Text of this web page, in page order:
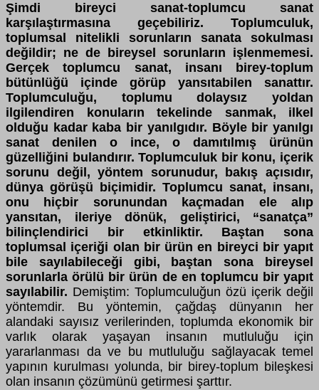
Şimdi bireyci sanat-toplumcu sanat
karşılaştırmasına geçebiliriz. Toplumculuk,
toplumsal nitelikli sorunların sanata sokulması
değildir; ne de bireysel sorunların işlenmemesi.
Gerçek toplumcu sanat, insanı birey-toplum
bütünlüğü içinde görüp yansıtabilen sanattır.
Toplumculuğu, toplumu dolaysız yoldan
ilgilendiren konuların tekelinde sanmak, ilkel
olduğu kadar kaba bir yanılgıdır. Böyle bir yanılgı
sanat denilen o ince, o damıtılmış ürünün
güzelliğini bulandırır. Toplumculuk bir konu, içerik
sorunu değil, yöntem sorunudur, bakış açısıdır,
dünya görüşü biçimidir. Toplumcu sanat, insanı,
onu hiçbir sorunundan kaçmadan ele alıp
yansıtan, ileriye dönük, geliştirici, “sanatça”
bilinçlendirici bir etkinliktir. Baştan sona
toplumsal içeriği olan bir ürün en bireyci bir yapıt
bile sayılabileceği gibi, baştan sona bireysel
sorunlarla örülü bir ürün de en toplumcu bir yapıt
sayılabilir. Demiştim: Toplumculuğun özü içerik değil
yöntemdir. Bu yöntemin, çağdaş dünyanın her
alandaki sayısız verilerinden, toplumda ekonomik bir
varlık olarak yaşayan insanın mutluluğu için
yararlanması da ve bu mutluluğu sağlayacak temel
yapının kurulması yolunda, bir birey-toplum bileşkesi
olan insanın çözümünü getirmesi şarttır.